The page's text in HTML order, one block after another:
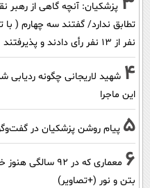
پزشکیان‌: آنچه گاهی از
نفر از 13 نفر رأی دادند و پذیرفتند
4 شهید لاریجانی چگونه ردیابی
این ماجرا
5 پیام روشن پزشکیان در
6
معماری که در 92
بتن و نور (+تصاویر)